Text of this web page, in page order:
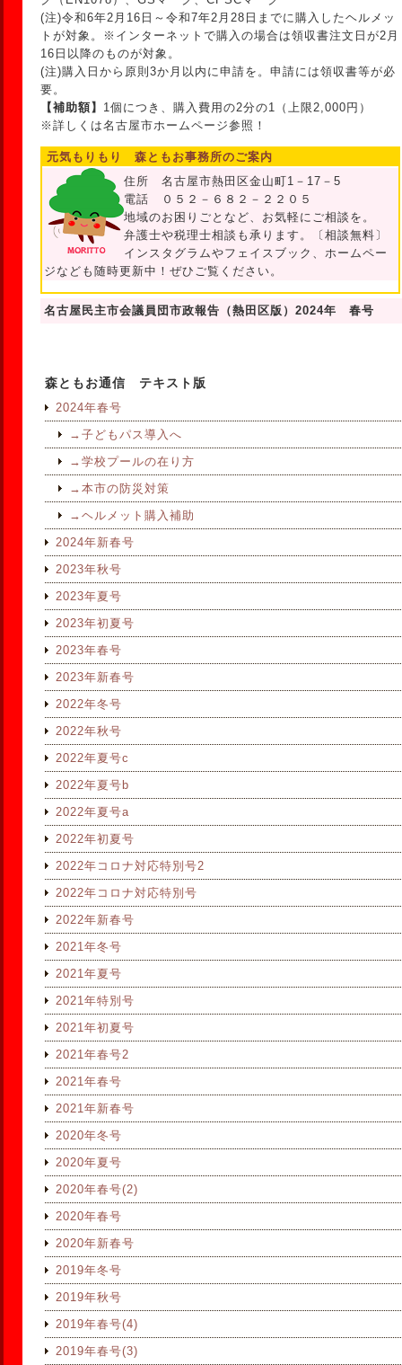
(注)令和6年2月16日～令和7年2月28日までに購入したヘルメッ
トが対象。※インターネットで購入の場合は領収書注文日が2月
16日以降のものが対象。
(注)購入日から原則3か月以内に申請を。申請には領収書等が必
要。
【補助額】 1個につき、購入費用の2分の1（上限2,000円）
※詳しくは名古屋市ホームページ参照！
元気もりもり 森ともお事務所のご案内
住所 名古屋市熱田区金山町1－17－5
電話 ０５２－６８２－２２０５
地域のお困りごとなど、お気軽にご相談を。
弁護士や税理士相談も承ります。〔相談無料〕
インスタグラムやフェイスブック、ホームペー
ジなども随時更新中！ぜひご覧ください。
名古屋民主市会議員団市政報告（熱田区版）2024年 春号
森ともお通信 テキスト版
2024年春号
→子どもパス導入へ
→学校プールの在り方
→本市の防災対策
→ヘルメット購入補助
2024年新春号
2023年秋号
2023年夏号
2023年初夏号
2023年春号
2023年新春号
2022年冬号
2022年秋号
2022年夏号c
2022年夏号b
2022年夏号a
2022年初夏号
2022年コロナ対応特別号2
2022年コロナ対応特別号
2022年新春号
2021年冬号
2021年夏号
2021年特別号
2021年初夏号
2021年春号2
2021年春号
2021年新春号
2020年冬号
2020年夏号
2020年春号(2)
2020年春号
2020年新春号
2019年冬号
2019年秋号
2019年春号(4)
2019年春号(3)